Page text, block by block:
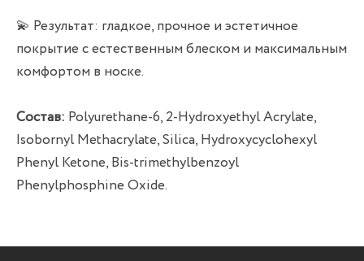
💫 Результат: гладкое, прочное и эстетичное
покрытие с естественным блеском и максимальным
комфортом в носке.
Состав: Polyurethane-6, 2-Hydroxyethyl Acrylate,
Isobornyl Methacrylate, Silica, Hydroxycyclohexyl
Phenyl Ketone, Bis-trimethylbenzoyl
Phenylphosphine Oxide.